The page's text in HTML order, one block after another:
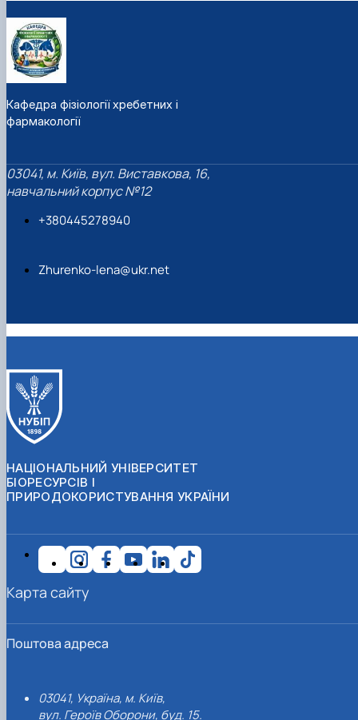
Кафедра фізіології хребетних і
фармакології
03041, м. Київ, вул. Виставкова, 16,
навчальний корпус №12
+380445278940
Zhurenko-lena@ukr.net
НАЦІОНАЛЬНИЙ УНІВЕРСИТЕТ
БІОРЕСУРСІВ І
ПРИРОДОКОРИСТУВАННЯ УКРАЇНИ
Поштова адреса
03041, Україна, м. Київ,
вул. Героїв Оборони, буд. 15.
Карта сайту